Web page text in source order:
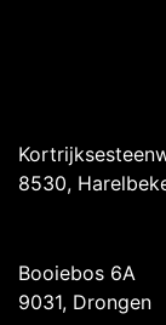
8530,
Booiebos 6A
9031, Drongen